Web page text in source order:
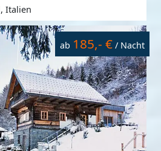
Italien
ab 185,- € / Nacht